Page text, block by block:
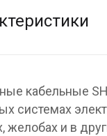
кабельные
системах
желобах и в